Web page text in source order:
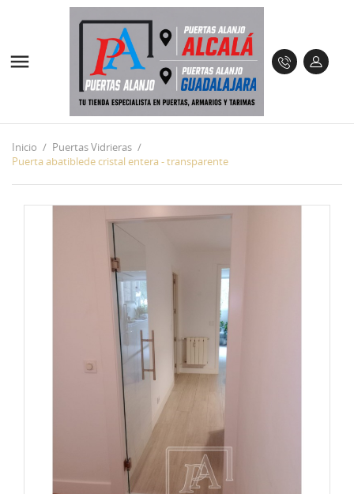

Inicio
Puertas Vidrieras
Puerta abatiblede cristal entera - transparente